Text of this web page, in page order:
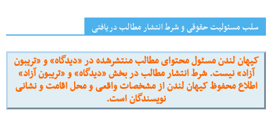
سلب مسئولیت حقوقی و شرط انتشار مطالب دریافتی
کیهان لندن مسئول محتوای مطالب منتشرشده در «دیدگاه» و «تریبون
آزاد» نیست. شرط انتشار مطالب در بخش «دیدگاه» و «تریبون آزاد»
اطلاع محفوظ کیهان لندن از مشخصات واقعی و محل اقامت و نشانی
نویسندگان است.